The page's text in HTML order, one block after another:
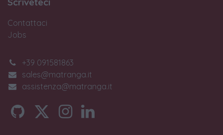
Contattaci
Jobs
+39 091581863
sales@matranga.it
assistenza@matranga.it